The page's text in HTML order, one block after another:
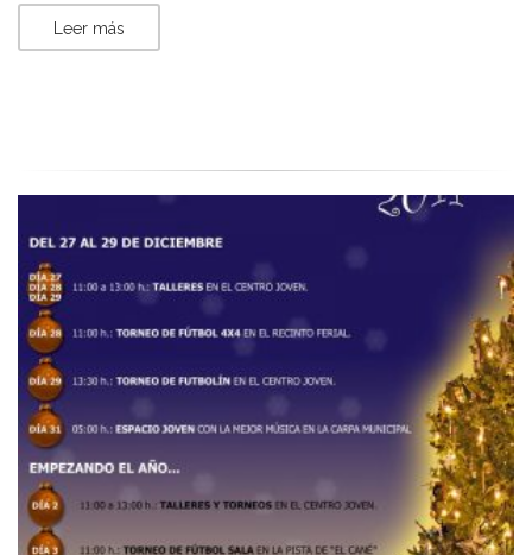
Leer más